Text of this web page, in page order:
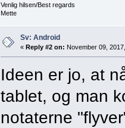
Venlig hilsen/Best regards
Mette
Sv: Android
« Reply #2 on: November 09,
Ideen er jo, at
tablet, og man
notaterne